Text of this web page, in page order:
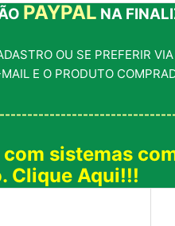
PAYPAL NA
OU SE PREFERIR
E O PRODUTO
sistemas
Clique Aqui!!!